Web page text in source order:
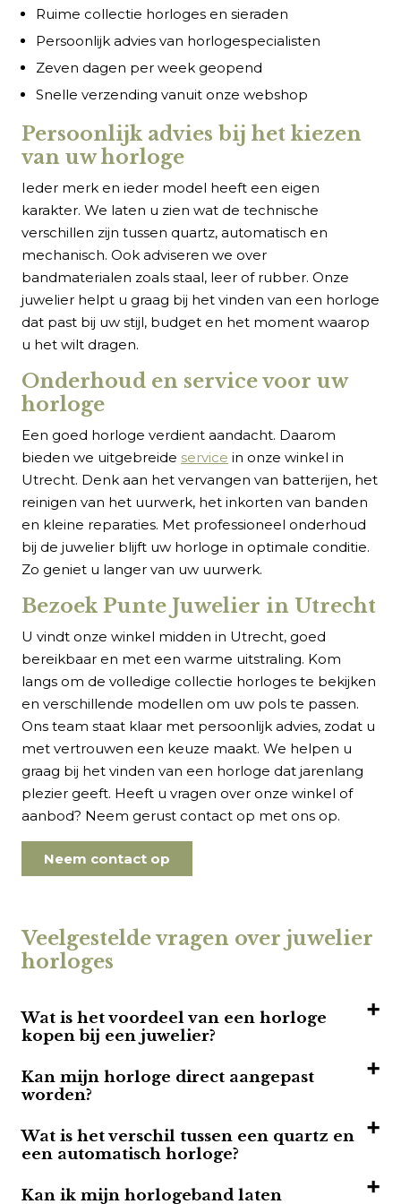
Ruime collectie horloges en sieraden
Persoonlijk advies van horlogespecialisten
Zeven dagen per week geopend
Snelle verzending vanuit onze webshop
Persoonlijk advies bij het kiezen
van uw horloge
Ieder merk en ieder model heeft een eigen
karakter. We laten u zien wat de technische
verschillen zijn tussen quartz, automatisch en
mechanisch. Ook adviseren we over
bandmaterialen zoals staal, leer of rubber. Onze
juwelier helpt u graag bij het vinden van een horloge
dat past bij uw stijl, budget en het moment waarop
u het wilt dragen.
Onderhoud en service voor uw
horloge
Een goed horloge verdient aandacht. Daarom
bieden we uitgebreide service in onze winkel in
Utrecht. Denk aan het vervangen van batterijen, het
reinigen van het uurwerk, het inkorten van banden
en kleine reparaties. Met professioneel onderhoud
bij de juwelier blijft uw horloge in optimale conditie.
Zo geniet u langer van uw uurwerk.
Bezoek Punte Juwelier in Utrecht
U vindt onze winkel midden in Utrecht, goed
bereikbaar en met een warme uitstraling. Kom
langs om de volledige collectie horloges te bekijken
en verschillende modellen om uw pols te passen.
Ons team staat klaar met persoonlijk advies, zodat u
met vertrouwen een keuze maakt. We helpen u
graag bij het vinden van een horloge dat jarenlang
plezier geeft. Heeft u vragen over onze winkel of
aanbod? Neem gerust contact op met ons op.
Neem contact op
Veelgestelde vragen over juwelier
horloges
Wat is het voordeel van een horloge
kopen bij een juwelier?
U ontvangt deskundig advies, kunt ieder model passen en
profiteert van service na aankoop.
wensen.
Kan mijn horloge direct aangepast
worden?
Ja, in de meeste gevallen passen we de horlogeband direct in
de winkel voor u aan,
Wat is het verschil tussen een quartz en
een automatisch horloge?
Quartz horloges werken op batterij en zijn zeer nauwkeurig.
Kan ik mijn horlogeband laten